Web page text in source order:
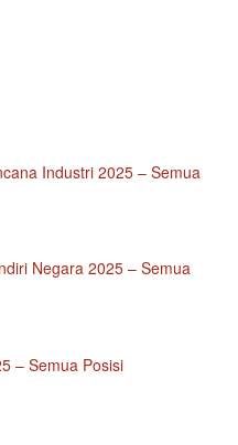
Industri 2025 – Semua
Negara 2025 – Semua
– Semua Posisi